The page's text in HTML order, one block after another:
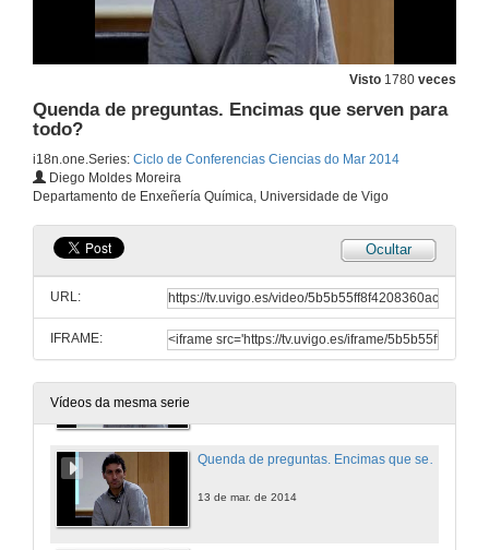
Visto 1780 veces
Quenda de preguntas. Encimas que serven para
todo?
i18n.one.Series: Ciclo de Conferencias Ciencias do Mar 2014
Diego Moldes Moreira
Departamento de Enxeñería Química, Universidade de Vigo
Ocultar
URL:
IFRAME:
Vídeos da mesma serie
27 de feb. de 2014
A Grandeza da Biodiversidade: Canto máis coñecemos máis queda por coñecer!
27 de feb. de 2014
6 de mar. de 2014
Presentación de Diego Moldes Moreira
Presentación
13 de mar. de 2014
Encimas que serven para todo?
Quenda de preguntas. Encimas que serven para todo?
13 de mar. de 2014